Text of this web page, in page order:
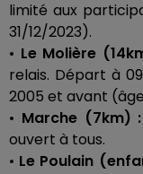
limité aux
31/12/2023).
• Le Molière (
relais. Départ à
2005 et avant
• Marche (7km) :
ouvert à tous.
• Le Poulain